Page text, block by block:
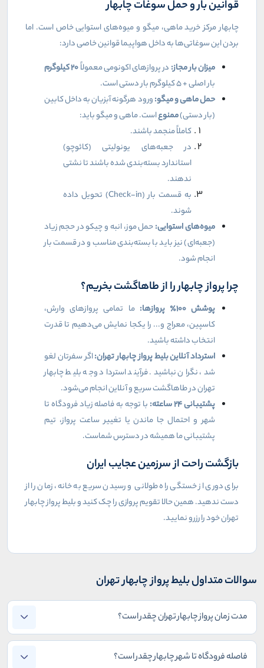
قوانین بار و حمل سوغات چابهار
چابهار مرکز خرید ماهی، میگو و میوه‌های استوایی خاص است. اما
بردن این سوغاتی‌ها به داخل هواپیما قوانین خاصی دارد:
میزان بار مجاز: در پروازهای اکونومی معمولاً۲۰کیلوگرم
بار اصلی + ۵ کیلوگرم بار دستی است.
حمل ماهی و میگو:ورود هرگونه آبزیان به داخل کابین
(بار دستی)ممنوعاست. ماهی و میگو باید:
کاملاً منجمد باشند.
در جعبه‌های یونولیتی (کائوچو)
استاندارد بسته‌بندی شده باشند تا نشتی
ندهند.
به قسمت بار (Check-in) تحویل داده
شوند.
میوه‌های استوایی:حمل موز، انبه و چیکو در حجم زیاد
(جعبه‌ای) نیز باید با بسته‌بندی مناسب و در قسمت بار
انجام شود.
چرا پرواز چابهار را از طاهاگشت بخریم؟
پوشش۱۰۰٪ پروازها: ما تمامی پروازهای وارش،
کاسپین، معراج و... را یکجا نمایش می‌دهیم تا قدرت
انتخاب داشته باشید.
استرداد آنلاین بلیط پرواز چابهار تهران:اگر سفرتان لغو
شد، نگران نباشید. فرآیند استرداد وجه بلیط چابهار
تهران در طاهاگشت سریع و آنلاین انجام می‌شود.
پشتیبانی۲۴ساعته: با توجه به فاصله زیاد فرودگاه تا
شهر و احتمال جا ماندن یا تغییر ساعت پرواز، تیم
پشتیبانی ما همیشه در دسترس شماست.
بازگشت راحت از سرزمین عجایب ایران
برای دوری از خستگی راه طولانی و رسیدن سریع به خانه، زمان را از
دست ندهید. همین حالا تقویم پروازی را چک کنید و بلیط پرواز چابهار
تهران خود را رزرو نمایید.
سوالات متداول بلیط پرواز چابهار تهران
مدت زمان پرواز چابهار تهران چقدر است؟
فاصله فرودگاه تا شهر چابهار چقدر است؟